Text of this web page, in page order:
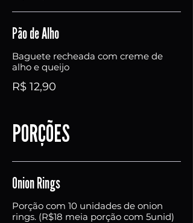
Pão de Alho
Baguete recheada com creme de
alho e queijo
R$ 12,90
PORÇÕES
Onion Rings
Porção com 10 unidades de onion
rings. (R$18 meia porção com 5unid)